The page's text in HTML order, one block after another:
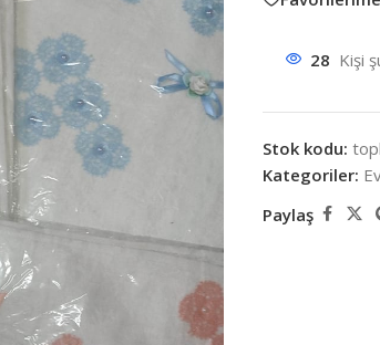
28 Kişi
Stok kodu:
Kategoriler:
Paylaş